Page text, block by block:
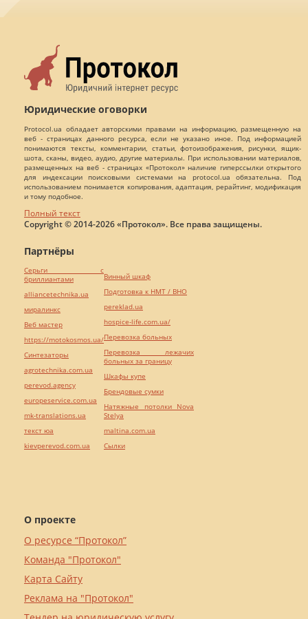
Юридические оговорки
Protocol.ua обладает авторскими правами на информацию, размещенную на
веб - страницах данного ресурса, если не указано иное. Под информацией
понимаются тексты, комментарии, статьи, фотоизображения, рисунки, ящик-
шота, сканы, видео, аудио, другие материалы. При использовании материалов,
размещенных на веб - страницах «Протокол» наличие гиперссылки открытого
для индексации поисковыми системами на protocol.ua обязательна. Под
использованием понимается копирования, адаптация, рерайтинг, модификация
и тому подобное.
Полный текст
Copyright © 2014-2026 «Протокол». Все права защищены.
О проекте
О ресурсе “Протокол”
Команда "Протокол"
Карта Сайту
Реклама на "Протокол"
Партнёры
Серьги с
бриллиантами
alliancetechnika.ua
миралинкс
Веб мастер
https://motokosmos.ua/
Синтезаторы
agrotechnika.com.ua
perevod.agency
europeservice.com.ua
mk-translations.ua
текст юа
kievperevod.com.ua
Винный шкаф
Подготовка к НМТ / ВНО
pereklad.ua
hospice-life.com.ua/
Перевозка больных
Перевозка лежачих
больных за границу
Шкафы купе
Брендовые сумки
Натяжные потолки Nova
Stelya
maltina.com.ua
Cылки